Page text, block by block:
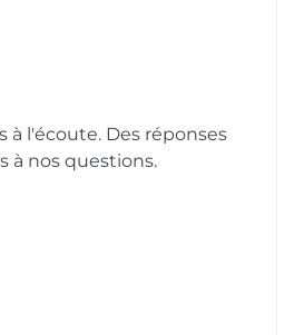
à l'écoute. Des réponses
à nos questions.